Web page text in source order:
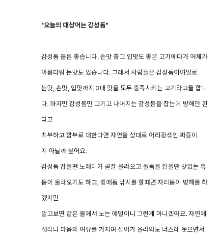
"오늘의 대상어는 감성돔"
감성돔 물론 좋습니다. 손맛 좋고 입맛도 좋은 고기에다가 어체가
아름다워 눈맛도 있습니다. 그래서 사람들은 감성돔이야말로
눈맛, 손맛, 입맛까지 3대 맛을 모두 충족시키는 고기라고들 합니
다. 하지만 감성돔만 고기고 나머지는 감성돔을 잡는데 방해만 된
다고
치부하고 함부로 대한다면 자연을 상대로 어리광섞인 짜증이
지 아닐까 싶어요.
감성돔 잡을땐 노래미가 곧잘 올라오고 돌돔을 잡을땐 맛없는 혹
돔이 올라오기도 하고, 벵에돔 낚시를 할때면 자리돔이 방해를 하
겠지만
알고보면 같은 물에서 노는 얘덜이니 그런게 아니겠어요. 자연에
섭리니 마음의 여유를 가지며 잡어가 올라와도 너스레 웃으면서